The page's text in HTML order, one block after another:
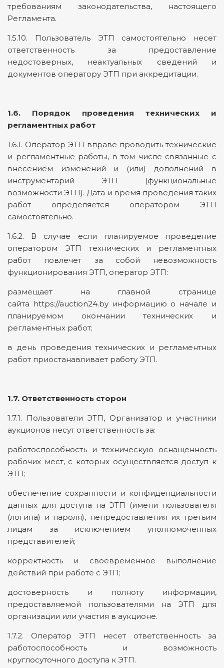
требованиям законодательства, настоящего
Регламента.
1.5.10. Пользователь ЭТП самостоятельно несет
ответственность за предоставление
недостоверных, неактуальных сведений и
документов оператору ЭТП при аккредитации.
1.6. Порядок проведения технических и
регламентных работ
1.6.1. Оператор ЭТП вправе проводить технические
и регламентные работы, в том числе связанные с
внесением изменений и (или) дополнений в
инструментарий ЭТП (функциональные
возможности ЭТП). Дата и время проведения таких
работ определяется оператором ЭТП
самостоятельно.
1.6.2. В случае если планируемое проведение
оператором ЭТП технических и регламентных
работ повлечет за собой невозможность
функционирования ЭТП, оператор ЭТП:
размещает на главной странице
сайта https://auction24.by информацию о начале и
планируемом окончании технических и
регламентных работ;
в день проведения технических и регламентных
работ приостанавливает работу ЭТП.
1.7. Ответственность сторон
1.7.1. Пользователи ЭТП, Организатор и участники
аукционов несут ответственность за:
работоспособность и техническую оснащенность
рабочих мест, с которых осуществляется доступ к
ЭТП;
обеспечение сохранности и конфиденциальности
данных для доступа на ЭТП (имени пользователя
(логина) и пароля), непредоставления их третьим
лицам за исключением уполномоченных
представителей;
корректность и своевременное выполнение
действий при работе с ЭТП;
достоверность и полноту информации,
предоставляемой пользователями на ЭТП для
организации или участия в аукционе.
1.7.2. Оператор ЭТП несет ответственность за
работоспособность и возможность
круглосуточного доступа к ЭТП.